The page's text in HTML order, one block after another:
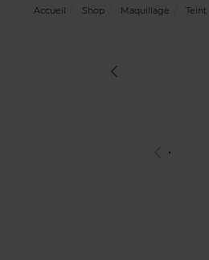
Accueil Shop Maquillage Teint